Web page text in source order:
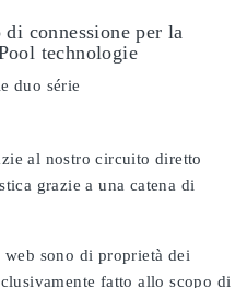
connessione per la
technologie
duo série
al nostro circuito diretto
grazie a una catena di
sono di proprietà dei
fatto allo scopo di